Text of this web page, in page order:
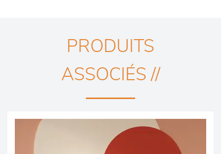
PRODUITS
ASSOCIÉS //